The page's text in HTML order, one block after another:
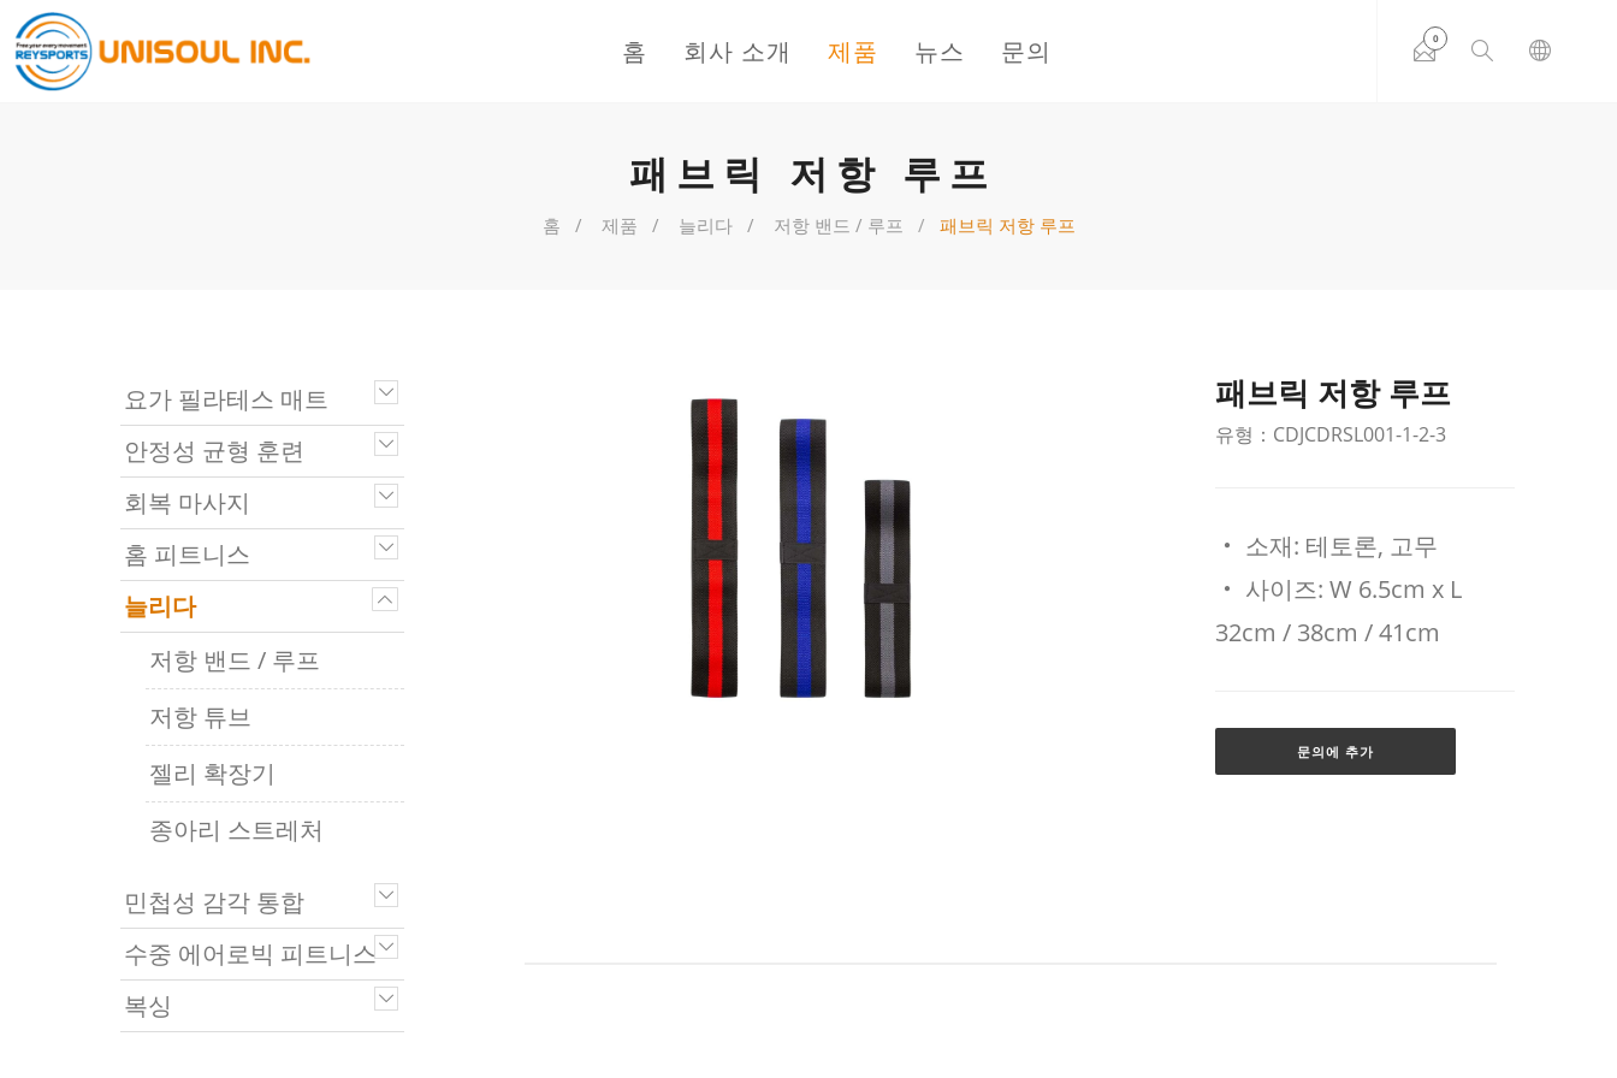
0
홈 회사 소개 제품 뉴스 문의
패브릭 저항 루프
홈 제품 늘리다 저항 밴드 / 루프 패브릭 저항 루프
요가 필라테스 매트
안정성 균형 훈련
회복 마사지
홈 피트니스
늘리다
저항 밴드 / 루프
저항 튜브
젤리 확장기
종아리 스트레처
민첩성 감각 통합
수중 에어로빅 피트니스
복싱
패브릭 저항 루프
유형：CDJCDRSL001-1-2-3
‧ 소재: 테토론, 고무
‧ 사이즈: W 6.5cm x L
32cm / 38cm / 41cm
문의에 추가